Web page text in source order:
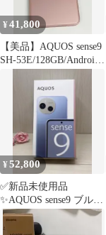
¥41,800
【美品】AQUOS sense9
SH-53E/128GB/Android/
¥52,800
✅新品未使用品
✨AQUOS sense9 ブルー
128GB SIMフリー